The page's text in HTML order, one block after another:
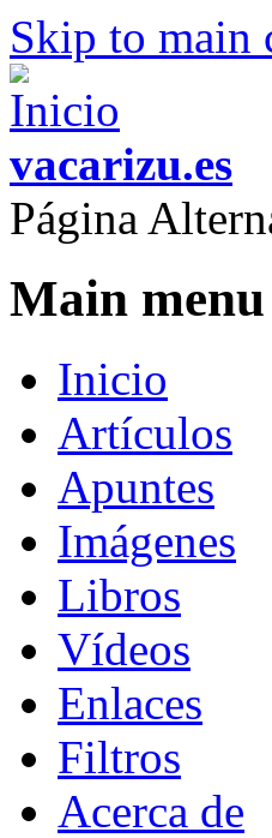
Skip to main
vacarizu.es
Página
Main menu
Inicio
Artículos
Apuntes
Imágenes
Libros
Vídeos
Enlaces
Filtros
Acerca de